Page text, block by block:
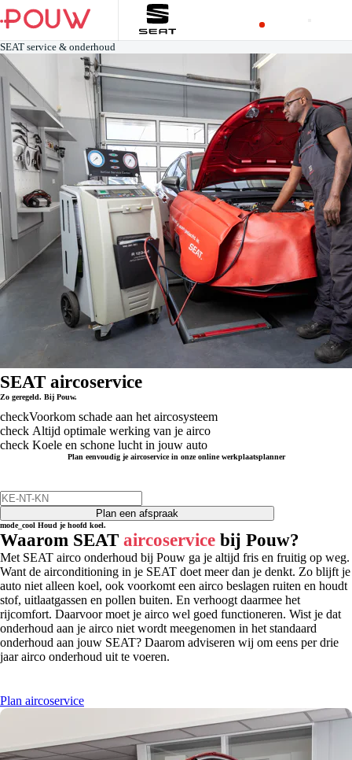
SEAT service & onderhoud
SEAT aircoservice
Zo geregeld. Bij Pouw.
checkVoorkom schade aan het aircosysteem
check Altijd optimale werking van je airco
check Koele en schone lucht in jouw auto
Plan eenvoudig je aircoservice in onze online werkplaatsplanner
Plan een afspraak
mode_cool Houd je hoofd koel.
Waarom SEAT aircoservice bij Pouw?
Met SEAT airco onderhoud bij Pouw ga je altijd fris en fruitig op weg.
Want de airconditioning in je SEAT doet meer dan je denkt. Zo blijft je
auto niet alleen koel, ook voorkomt een airco beslagen ruiten en houdt
stof, uitlaatgassen en pollen buiten. En verhoogt daarmee het
rijcomfort. Daarvoor moet je airco wel goed functioneren. Wist je dat
onderhoud aan je airco niet wordt meegenomen in het standaard
onderhoud aan jouw SEAT? Daarom adviseren wij om eens per drie
jaar airco onderhoud uit te voeren.
Plan aircoservice